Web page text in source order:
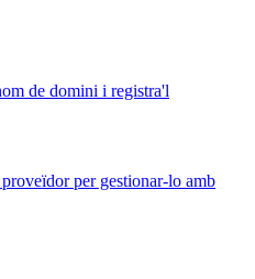
de domini i registra'l
per gestionar-lo amb